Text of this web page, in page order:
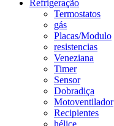
Refrigeração
Termostatos
gás
Placas/Modulo
resistencias
Veneziana
Timer
Sensor
Dobradiça
Motoventilador
Recipientes
hélice